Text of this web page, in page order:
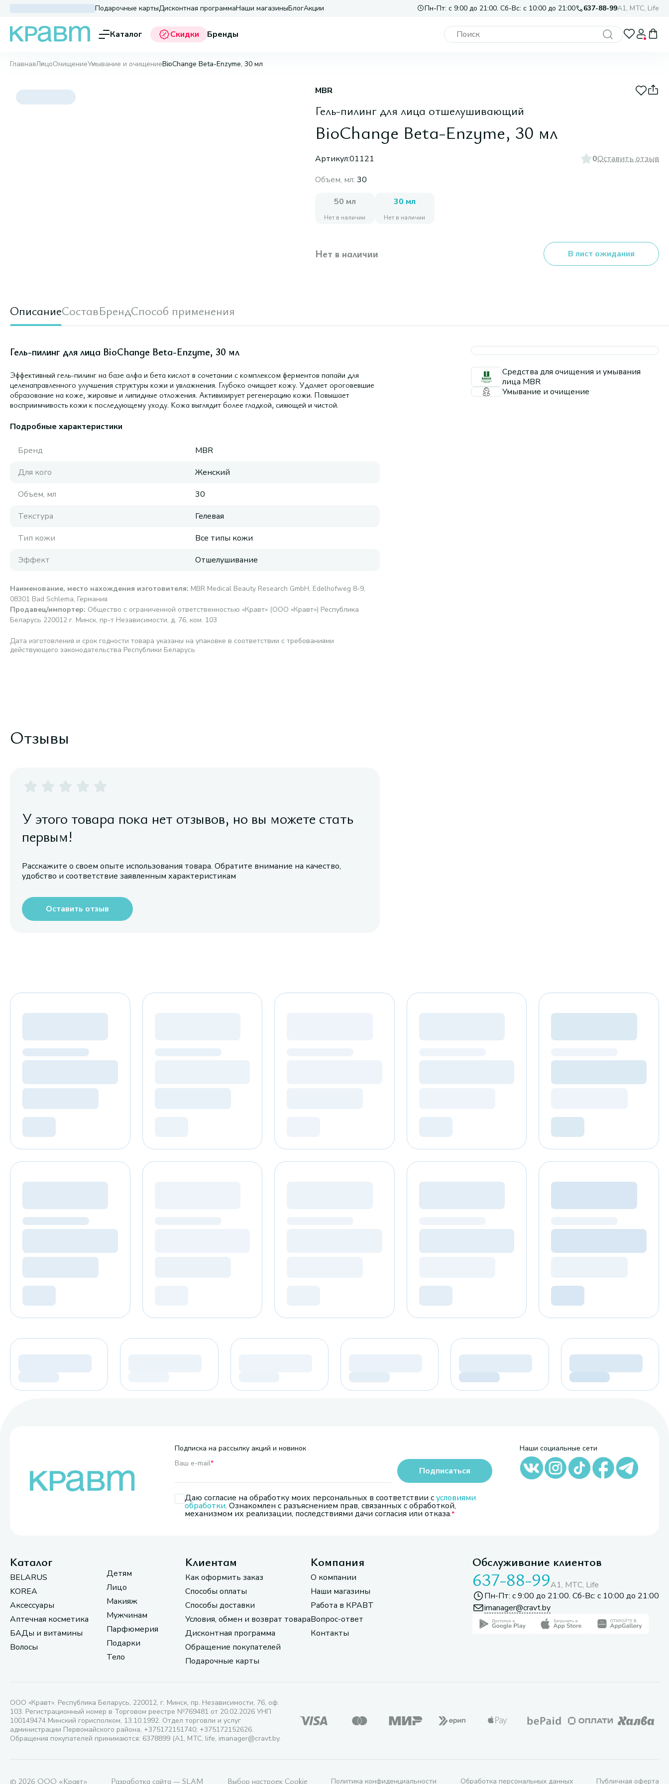
Подарочные картыДисконтная программаНаши магазиныБлогАкции Пн-Пт: с 9:00 до 21:00. Сб-Вс: с 10:00 до 21:00 637-88-99A1, МТС, Life
Каталог Скидки Бренды
ГлавнаяЛицоОчищениеУмывание и очищениеBioChange Beta-Enzyme, 30 мл
MBR
Гель-пилинг для лица отшелушивающий
BioChange Beta-Enzyme, 30 мл
Артикул:01121 0Оставить отзыв
Объем, мл: 30
50 мл
Нет в наличии
30 мл
Нет в наличии
Нет в наличии В лист ожидания
ОписаниеСоставБрендСпособ применения
Гель-пилинг для лица BioChange Beta-Enzyme, 30 мл
Эффективный гель-пилинг на базе алфа и бета кислот в сочетании с комплексом ферментов папайи для
целенаправленного улучшения структуры кожи и увлажнения. Глубоко очищает кожу. Удаляет ороговевшие
образование на коже, жировые и липидные отложения. Активизирует регенерацию кожи. Повышает
восприимчивость кожи к последующему уходу. Кожа выглядит более гладкой, сияющей и чистой.
Подробные характеристики
Бренд
MBR
Для кого
Женский
Объем, мл
30
Текстура
Гелевая
Тип кожи
Все типы кожи
Эффект
Отшелушивание
Наименование, место нахождения изготовителя: MBR Medical Beauty Research GmbH, Edelhofweg 8-9,
08301 Bad Schlema, Германия
Продавец/импортер: Общество с ограниченной ответственностью «Кравт» (ООО «Кравт») Республика
Беларусь 220012 г. Минск, пр-т Независимости, д. 76, ком. 103
Дата изготовления и срок годности товара указаны на упаковке в соответствии с требованиями
действующего законодательства Республики Беларусь
Средства для очищения и умывания
лица MBR
Умывание и очищение
Отзывы
У этого товара пока нет отзывов, но вы можете стать
первым!
Расскажите о своем опыте использования товара. Обратите внимание на качество,
удобство и соответствие заявленным характеристикам
Оставить отзыв
Подписка на рассылку акций и новинок
Ваш e-mail*
Даю согласие на обработку моих персональных в соответствии сусловиями
обработки. Ознакомлен с разъяснением прав, связанных с обработкой,
механизмом их реализации, последствиями дачи согласия или отказа.
Подписаться
Наши социальные сети
Каталог
BELARUS
KOREA
Аксессуары
Аптечная косметика
БАДы и витамины
Волосы
Детям
Лицо
Макияж
Мужчинам
Парфюмерия
Подарки
Тело
Клиентам
Как оформить заказ
Способы оплаты
Способы доставки
Условия, обмен и возврат товара
Дисконтная программа
Обращение покупателей
Подарочные карты
Компания
О компании
Наши магазины
Работа в КРАВТ
Вопрос-ответ
Контакты
Обслуживание клиентов
637-88-99A1, МТС, Life
Пн-Пт: с 9:00 до 21:00. Сб-Вс: с 10:00 до 21:00
imanager@cravt.by
ООО «Кравт». Республика Беларусь, 220012, г. Минск, пр. Независимости, 76, оф.
103. Регистрационный номер в Торговом реестре №769481 от 20.02.2026 УНП
100149474 Минский горисполком, 13.10.1992. Отдел торговли и услуг
администрации Первомайского района, +375172151740; +375172152626.
Обращения покупателей принимаются: 6378899 (А1, МТС, life, imanager@cravt.by.
© 2026 ООО «Кравт» Разработка сайта — SLAM Выбор настроек Cookie Политика конфиденциальности Обработка персональных данных Публичная оферта